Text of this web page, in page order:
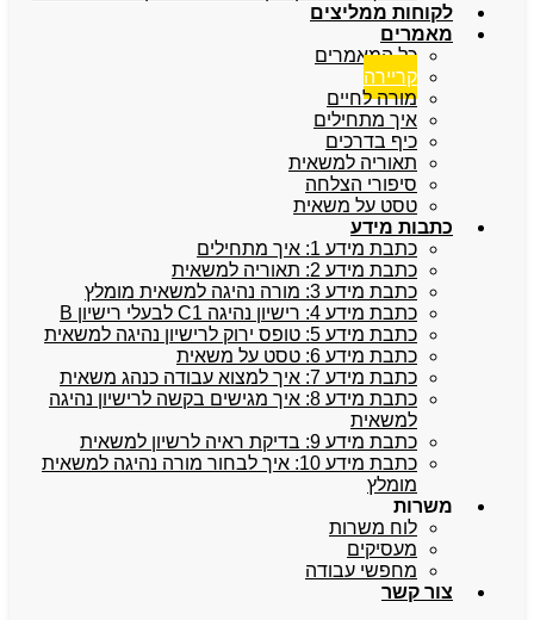
לקוחות ממליצים
מאמרים
כל המאמרים
קריירה
מורה לחיים
איך מתחילים
כיף בדרכים
תאוריה למשאית
סיפורי הצלחה
טסט על משאית
כתבות מידע
כתבת מידע 1: איך מתחילים
כתבת מידע 2: תאוריה למשאית
כתבת מידע 3: מורה נהיגה למשאית מומלץ
כתבת מידע 4: רישיון נהיגה C1 לבעלי רישיון B
כתבת מידע 5: טופס ירוק לרישיון נהיגה למשאית
כתבת מידע 6: טסט על משאית
כתבת מידע 7: איך למצוא עבודה כנהג משאית
כתבת מידע 8: איך מגישים בקשה לרישיון נהיגה
למשאית
כתבת מידע 9: בדיקת ראיה לרשיון למשאית
כתבת מידע 10: איך לבחור מורה נהיגה למשאית
מומלץ
משרות
לוח משרות
מעסיקים
מחפשי עבודה
צור קשר